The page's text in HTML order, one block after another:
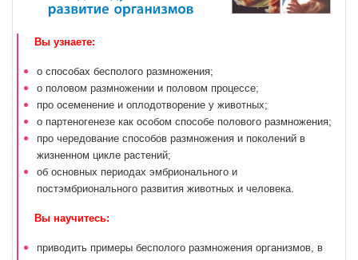
Вы узнаете:
о способах бесполого размножения;
о половом размножении и половом процессе;
про осеменение и оплодотворение у животных;
о партеногенезе как особом способе полового размножения;
про чередование способов размножения и поколений в
жизненном цикле растений;
об основных периодах эмбрионального и
постэмбрионального развития животных и человека.
Вы научитесь:
приводить примеры бесполого размножения организмов, в